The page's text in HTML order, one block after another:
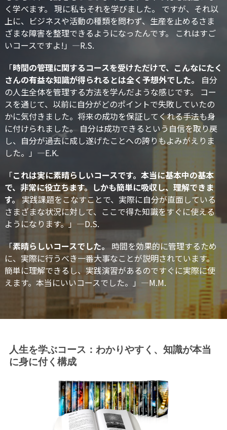
く学べます。 現に私もそれを学びました。 ですが、それ以
上に、ビジネスや活動の種類を問わず、生産を止めるさま
ざまな障害を整理できるようになったんです。 これはすご
いコースですよ!」—R.S.
「時間の管理に関するコースを受けただけで、こんなにたく
さんの有益な知識が得られるとは全く予想外でした。
自分
の人生全体を管理する方法を学んだような感じです。 コー
スを通じて、以前に自分がどのポイントで失敗していたの
かに気付きました。将来の成功を保証してくれる手法も身
に付けられました。 自分は成功できるという自信を取り戻
し、自分が過去に成し遂げたことへの誇りもよみがえりま
した。」—E.K.
「これは実に素晴らしいコースです。本当に基本中の基本
で、非常に役立ちます。しかも簡単に吸収し、理解できま
す。実践課題をこなすことで、実際に自分が直面している
さまざまな状況に対して、ここで得た知識をすぐに使える
ようになります。」—D.S.
「素晴らしいコースでした。
時間を効果的に管理するため
に、実際に行うべき一番大事なことが説明されています。
簡単に理解できるし、実践演習があるのですぐに実際に使
えます。本当にいいコースでした。」—M.M.
人生を学ぶコース：わかりやすく、知識が本当
に身に付く構成